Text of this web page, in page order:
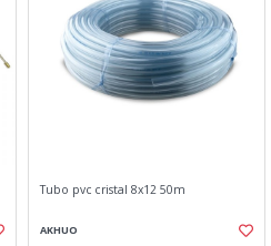
Tubo pvc cristal 8x12 50m
AKHUO